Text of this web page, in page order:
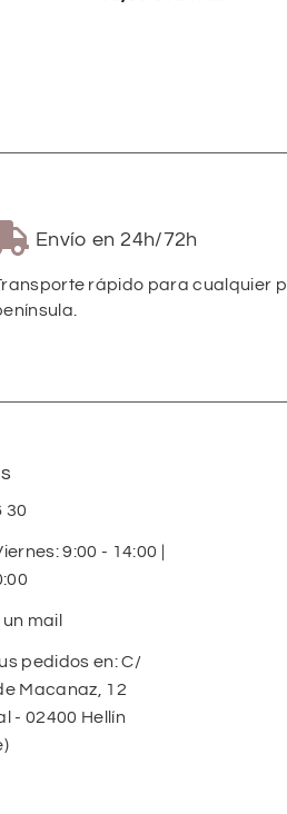
Envío en 24h/72h
rápido para cualquier
30
9:00 - 14:00 |
mail
pedidos en: C/
Macanaz, 12
- 02400 Hellín